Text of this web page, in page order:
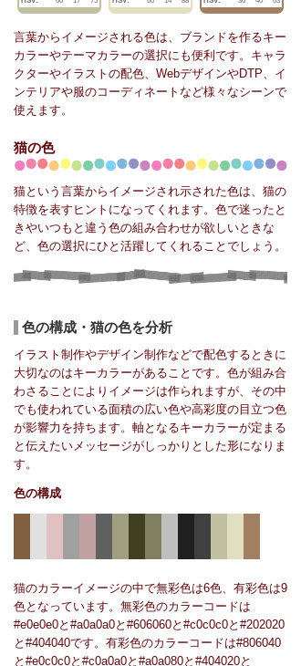
言葉からイメージされる色は、ブランドを作るキー
カラーやテーマカラーの選択にも便利です。キャラ
クターやイラストの配色、WebデザインやDTP、イ
ンテリアや服のコーディネートなど様々なシーンで
使えます。
猫の色
猫という言葉からイメージされ示された色は、猫の
特徴を表すヒントになってくれます。色で迷ったと
きやいつもと違う色の組み合わせが欲しいときな
ど、色の選択にひと活躍してくれることでしょう。
色の構成・猫の色を分析
イラスト制作やデザイン制作などで配色するときに
大切なのはキーカラーがあることです。色が組み合
わさることによりイメージは作られますが、その中
でも使われている面積の広い色や高彩度の目立つ色
が影響力を持ちます。軸となるキーカラーが定まる
と伝えたいメッセージがしっかりとした形になりま
す。
色の構成
猫のカラーイメージの中で無彩色は6色、有彩色は9
色となっています。無彩色のカラーコードは
#e0e0e0と#a0a0a0と#606060と#c0c0c0と#202020
と#404040です。有彩色のカラーコードは#806040
と#e0c0c0と#c0a0a0と#a0a080と#404020と